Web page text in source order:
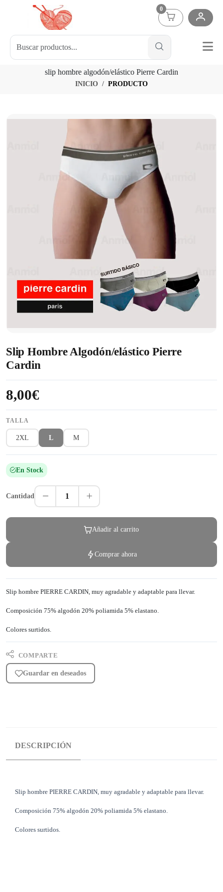
0
slip hombre algodón/elástico Pierre Cardin
INICIO PRODUCTO
Slip Hombre Algodón/elástico Pierre
Cardin
8,00€
TALLA
2XL L M
En Stock
Cantidad 1
Añadir al carrito
Comprar ahora
Slip hombre PIERRE CARDIN, muy agradable y adaptable para llevar.
Composición 75% algodón 20% poliamida 5% elastano.
Colores surtidos.
COMPARTE
Guardar en deseados
DESCRIPCIÓN
Slip hombre PIERRE CARDIN, muy agradable y adaptable para llevar.
Composición 75% algodón 20% poliamida 5% elastano.
Colores surtidos.